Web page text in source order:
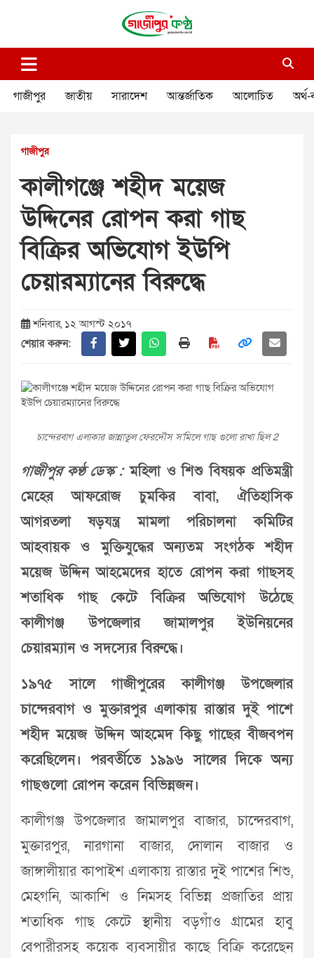
গাজীপুর কণ্ঠ
গাজীপুর জাতীয় সারাদেশ আন্তর্জাতিক আলোচিত অর্থ-
গাজীপুর
কালীগঞ্জে শহীদ ময়েজ
উদ্দিনের রোপন করা গাছ
বিক্রির অভিযোগ ইউপি
চেয়ারম্যানের বিরুদ্ধে
শনিবার, ১২ আগস্ট ২০১৭
শেয়ার করুন:
চান্দেরবাগ এলাকার জান্নাতুল ফেরদৌস স'মিলে গাছ গুলো রাখা ছিল 2
গাজীপুর কণ্ঠ ডেস্ক :মহিলা ও শিশু বিষয়ক প্রতিমন্ত্রী
মেহের আফরোজ চুমকির বাবা, ঐতিহাসিক
আগরতলা ষড়যন্ত্র মামলা পরিচালনা কমিটির
আহবায়ক ও মুক্তিযুদ্ধের অন্যতম সংগঠক শহীদ
ময়েজ উদ্দিন আহমেদের হাতে রোপন করা গাছসহ
শতাধিক গাছ কেটে বিক্রির অভিযোগ উঠেছে
কালীগঞ্জ উপজেলার জামালপুর ইউনিয়নের
চেয়ারম্যান ও সদস্যের বিরুদ্ধে।
১৯৭৫ সালে গাজীপুরের কালীগঞ্জ উপজেলার
চান্দেরবাগ ও মুক্তারপুর এলাকায় রাস্তার দুই পাশে
শহীদ ময়েজ উদ্দিন আহমেদ কিছু গাছের বীজবপন
করেছিলেন। পরবর্তীতে ১৯৯৬ সালের দিকে অন্য
গাছগুলো রোপন করেন বিভিন্নজন।
কালীগঞ্জ উপজেলার জামালপুর বাজার, চান্দেরবাগ,
মুক্তারপুর, নারগানা বাজার, দোলান বাজার ও
জাঙ্গালীয়ার কাপাইশ এলাকায় রাস্তার দুই পাশের শিশু,
মেহগনি, আকাশি ও নিমসহ বিভিন্ন প্রজাতির প্রায়
শতাধিক গাছ কেটে স্থানীয় বড়গাঁও গ্রামের হাবু
বেপারীরসহ কয়েক ব্যবসায়ীর কাছে বিক্রি করেছেন